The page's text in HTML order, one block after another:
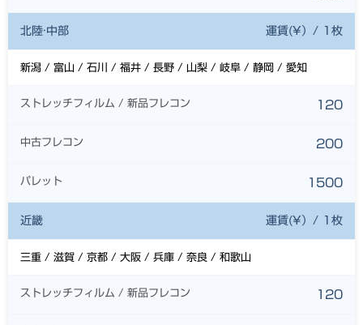
北陸·中部 運賃(¥）/ 1枚
新潟 / 富山 / 石川 / 福井 / 長野 / 山梨 / 岐阜 / 静岡 / 愛知
ストレッチフィルム / 新品フレコン 120
中古フレコン 200
パレット 1500
近畿 運賃(¥）/ 1枚
三重 / 滋賀 / 京都 / 大阪 / 兵庫 / 奈良 / 和歌山
ストレッチフィルム / 新品フレコン 120